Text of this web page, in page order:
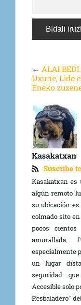
← ALAI
Uxune, Lide
Eneko
Kasakatxan
Suscribe
Kasakatxan es
algún remoto
su ubicación
colmado sito
pocos
especialmente
un lugar
seguridad
Accesible solo
Resbaladero”